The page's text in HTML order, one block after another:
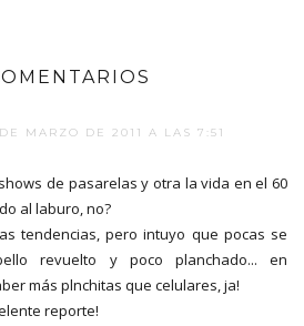
MARZO DE 2011 A LAS 7:51
de pasarelas y otra la vida en el 60
al laburo, no?
tendencias, pero intuyo que pocas se
revuelto y poco planchado... en
más plnchitas que celulares, ja!
reporte!